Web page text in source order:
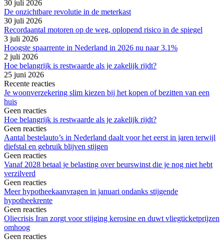
30 juli 2026
De onzichtbare revolutie in de meterkast
30 juli 2026
Recordaantal motoren op de weg, oplopend risico in de spiegel
3 juli 2026
Hoogste spaarrente in Nederland in 2026 nu naar 3.1%
2 juli 2026
Hoe belangrijk is restwaarde als je zakelijk rijdt?
25 juni 2026
Recente reacties
Je woonverzekering slim kiezen bij het kopen of bezitten van een
huis
Geen reacties
Hoe belangrijk is restwaarde als je zakelijk rijdt?
Geen reacties
Aantal bestelauto’s in Nederland daalt voor het eerst in jaren terwijl
diefstal en gebruik blijven stijgen
Geen reacties
Vanaf 2028 betaal je belasting over beurswinst die je nog niet hebt
verzilverd
Geen reacties
Meer hypotheekaanvragen in januari ondanks stijgende
hypotheekrente
Geen reacties
Oliecrisis Iran zorgt voor stijging kerosine en duwt vliegticketprijzen
omhoog
Geen reacties